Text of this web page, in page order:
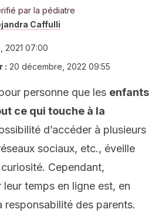
par la pédiatre
Caffulli
2021 07:00
: 20 décembre, 2022 09:55
personne que les enfants
ce qui touche à la
d’accéder à plusieurs
sociaux, etc., éveille
Cependant,
temps en ligne est, en
responsabilité des parents.